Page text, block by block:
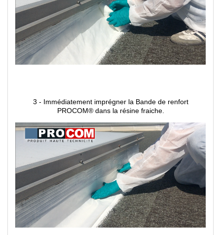
3 - Immédiatement imprégner la Bande de renfort
PROCOM® dans la résine fraiche.